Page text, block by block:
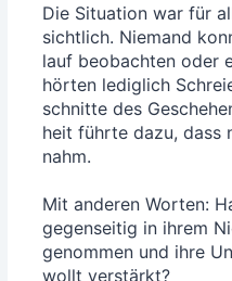
Die Situa­ti­on war für
sicht­lich. Nie­mand
lauf beob­ach­ten oder
hör­ten ledig­lich
schnit­te des
heit führ­te dazu, dass
nahm.
Mit ande­ren Wor­ten:
gegen­sei­tig in ihrem
genom­men und ihre
wollt verstärkt?